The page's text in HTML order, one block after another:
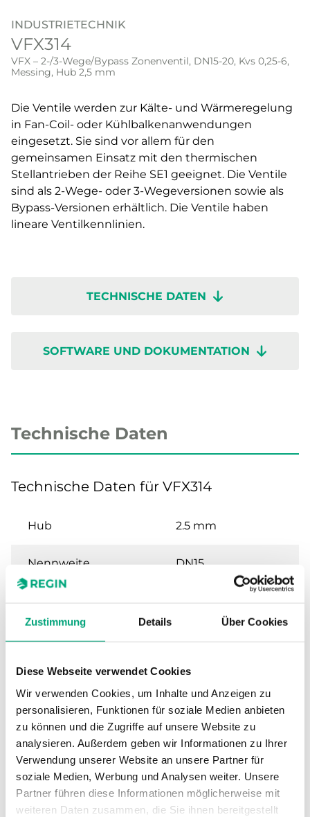
Zustimmung Details Über Cookies
Diese Webseite verwendet Cookies
Wir verwenden Cookies, um Inhalte und Anzeigen zu
personalisieren, Funktionen für soziale Medien anbieten
zu können und die Zugriffe auf unsere Website zu
analysieren. Außerdem geben wir Informationen zu Ihrer
Verwendung unserer Website an unsere Partner für
soziale Medien, Werbung und Analysen weiter. Unsere
Partner führen diese Informationen möglicherweise mit
weiteren Daten zusammen, die Sie ihnen bereitgestellt
INDUSTRIETECHNIK
VFX314
VFX – 2-/3-Wege/Bypass Zonenventil, DN15-20, Kvs 0,25-6,
Messing, Hub 2,5 mm
Die Ventile werden zur Kälte- und Wärmeregelung
in Fan-Coil- oder Kühlbalkenanwendungen
eingesetzt. Sie sind vor allem für den
gemeinsamen Einsatz mit den thermischen
Stellantrieben der Reihe SE1 geeignet. Die Ventile
sind als 2-Wege- oder 3-Wegeversionen sowie als
Bypass-Versionen erhältlich. Die Ventile haben
lineare Ventilkennlinien.
TECHNISCHE DATEN
SOFTWARE UND DOKUMENTATION
Technische Daten
Technische Daten für VFX314
Hub 2.5 mm
Nennweite DN15
Kvs 1.6 m³/h
Max. Differenzdruck
Anschluss G 1/2" (ISO 228-1) M
Medientemperatur 2…95 °C
Ventiltyp 3-Wege
Stellantrieb SE1T / SE1M